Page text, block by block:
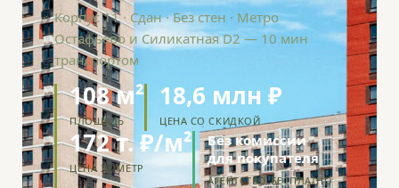
Корпус 11 · Сдан · Без стен · Метро
Остафьево и Силикатная D2 — 10 мин
транспортом
108 м²
ПЛОЩАДЬ
18,6 млн ₽
ЦЕНА СО СКИДКОЙ
172 т. ₽/м²
ЦЕНА ЗА МЕТР
Без комиссии
для покупателя
АГЕНТСТВО БЕСПЛАТНО